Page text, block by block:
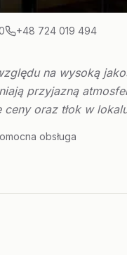
+48 724 019 494
na wysoką
przyjazną
ceny oraz tłok w
obsługa